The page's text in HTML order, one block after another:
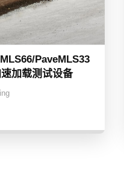
PaveMLS33
加载测试设备